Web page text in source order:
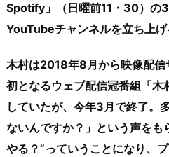
Spotify」（日曜前11・30）の
YouTubeチャンネルを立ち上げ
木村は2018年8月から映像配
初となるウェブ配信冠番組「木
していたが、今年3月で終了。
ないんですか？」という声をも
やる？”っていうことになり、